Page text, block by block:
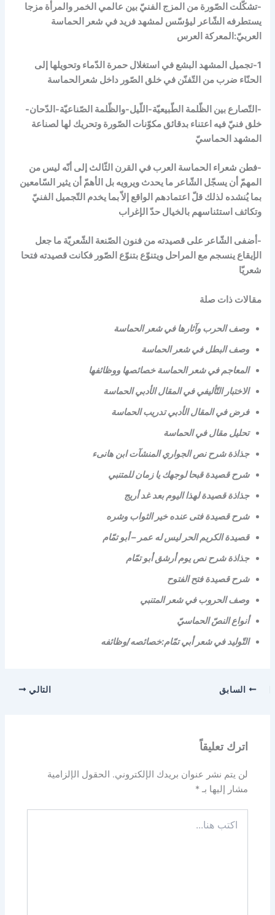
-تشكّلت الصّورة من المزج الفنيّ بين عالمي الخمر والمرأة مزجا
يستطرفه الشّاعر ليؤسّس لمشهد فريد في شعر الحماسة
العربيّ:المعركة العرس
1-تجميل المشهد البشع في استغلال حمرة الدّماء وتحويلها إلى
الحنّاء ضرب من التّفنّن في خلق الصّور داخل شعرالحماسة
-التّصارع بين الظّلمة الطّبيعيّة-اللّيل-والظّلمة الصّناعيّة-الدّحان-
خلق فنيّ فيه اعتناء بدقائق مكوّنات الصّورة وتحريك لها لصناعة
المشهد الحماسيّ
-فطن شعراء الحماسة العرب في القرن الثّالث إلى أنّه ليس من
المهمّ أن يسجّل الشّاعر ما يحدث ويرويه بل الأهمّ أن يثير السّامعين
بما يُنشده لذلك قلّ اعتمادهم الواقع إلاّ بما يخدم التّجميل الفنيّ
وتكاثف استئناسهم بالخيال حدّ الإغراب
-أضفى الشّاعر على قصيدته من فنون الصّنعة الشّعريّة ما جعل
الإيقاع ينسجم مع المراحل ويتنوّع بتنوّع الصّور فكانت قصيدته فتحا
شعريّا
مقالات ذات صلة
وصف الحرب وآثارها في شعر الحماسة
وصف البطل في شعر الحماسة
المعاجم في شعر الحماسة خصائصها ووظائفها
الاختبار التّأليفي في المقال الأدبي الحماسة
فرض في المقال الأدبي تدريب الحماسة
تحليل مقال في الحماسة
جذاذة شرح نص الجواري المنشآت ابن هانىء
شرح قصيدة قبحا لوجهك يا زمان للمتنبي
جذاذة قصيدة لهذا اليوم بعد غد أريج
شرح قصيدة فتى عنده خير الثواب وشره
قصيدة الكريم الحر ليس له عمر – أبو تمّام
جذاذة شرح نص يوم أرشق أبو تمّام
شرح قصيدة فتح الفتوح
وصف الحروب في شعر المتنبي
أنواع النصّ الحماسيّ
التّوليد في شعر أبي تمّام:خصائصه/وظائفه
السابق التالي
اترك تعليقاً
لن يتم نشر عنوان بريدك الإلكتروني. الحقول الإلزامية
مشار إليها بـ*
هنا...